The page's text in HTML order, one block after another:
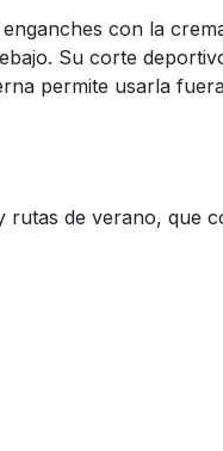
con la
Su corte
permite usarla
rutas de verano, que